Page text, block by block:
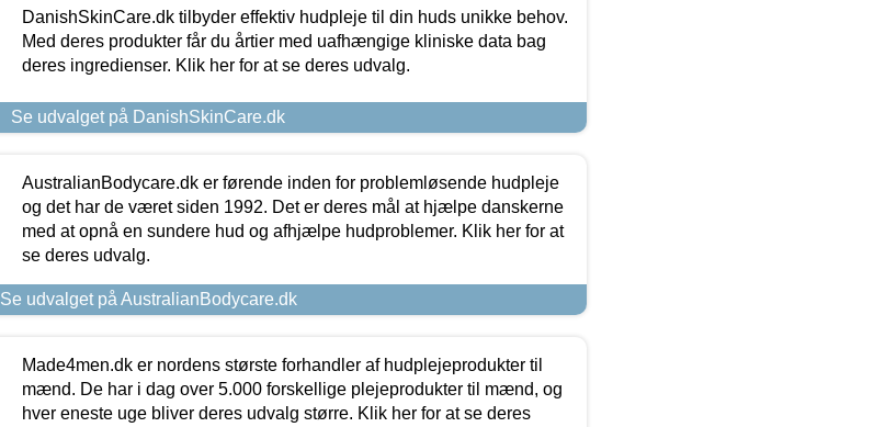
DanishSkinCare.dk tilbyder effektiv hudpleje til din huds unikke behov.
Med deres produkter får du årtier med uafhængige kliniske data bag
deres ingredienser. Klik her for at se deres udvalg.
Se udvalget på DanishSkinCare.dk
AustralianBodycare.dk er førende inden for problemløsende hudpleje
og det har de været siden 1992. Det er deres mål at hjælpe danskerne
med at opnå en sundere hud og afhjælpe hudproblemer. Klik her for at
se deres udvalg.
Se udvalget på AustralianBodycare.dk
Made4men.dk er nordens største forhandler af hudplejeprodukter til
mænd. De har i dag over 5.000 forskellige plejeprodukter til mænd, og
hver eneste uge bliver deres udvalg større. Klik her for at se deres